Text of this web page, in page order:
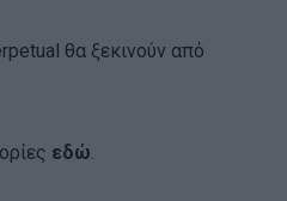
θα ξεκινούν από
εδώ.